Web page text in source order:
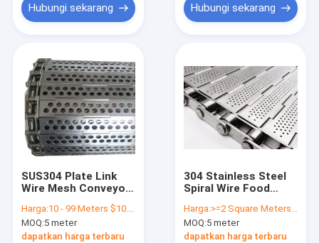
Hubungi sekarang Hubungi sekarang
SUS304 Plate Link
Wire Mesh Conveyor
Transportasi Butir
Makanan
Harga:10 - 99 Meters $10.00， 100 - 299 Meters $9.70， >=300 Meters $9.30
MOQ:5 meter
dapatkan harga terbaru
304 Stainless Steel
Spiral Wire Food
Untuk Chain Link
Conveyor
Harga:>=2 Square Meters $43.00
MOQ:5 meter
dapatkan harga terbaru